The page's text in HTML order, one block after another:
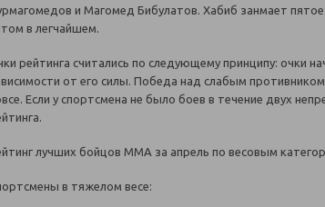
и Магомед Бибулатов. Хабиб занмает
в легчайшем.
рейтинга считались по следующему принципу: очки
от его силы. Победа над слабым
Если у спортсмена не было боев в течение двух
лучших бойцов ММА за апрель по весовым
в тяжелом весе: